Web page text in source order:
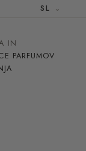
SL
IN
PARFUMOV